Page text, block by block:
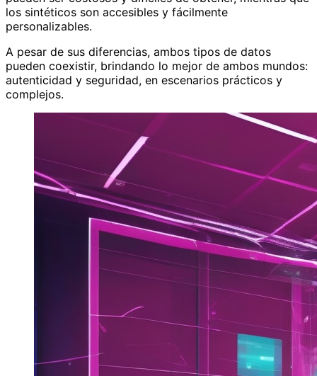
los sintéticos son accesibles y fácilmente
personalizables.
A pesar de sus diferencias, ambos tipos de datos
pueden coexistir, brindando lo mejor de ambos mundos:
autenticidad y seguridad, en escenarios prácticos y
complejos.